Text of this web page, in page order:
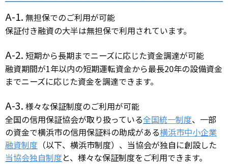
A-1. 無担保でのご利用が可能
保証付き融資の大半は無担保で利用されています。
A-2. 短期から長期までニーズに応じた資金調達が可能
融資期間が1年以内の短期運転資金から最長20年の設備資金
までニーズに応じた資金を調達できます。
A-3. 様々な保証制度のご利用が可能
全国の信用保証協会が取り扱っている全国統一制度、一部
の資金で横浜市の信用保証料の助成がある横浜市中小企業
融資制度 （以下、横浜市制度）、当協会が独自に創設した
当協会独自制度と、様々な保証制度をご利用できます。